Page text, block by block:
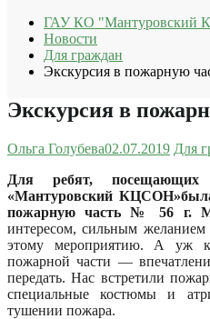
ГАУ КО "Мантуровский
Новости
Для граждан
Экскурсия в пожарную
Экскурсия в
Ольга Голубева02.07.2019 Для
Для ребят,
«Мантуровский
пожарную часть № 56 г.
интересом, сильным
этому мероприятию. А уж
пожарной части —
передать. Нас встретили
специальные костюмы и
тушении пожара.